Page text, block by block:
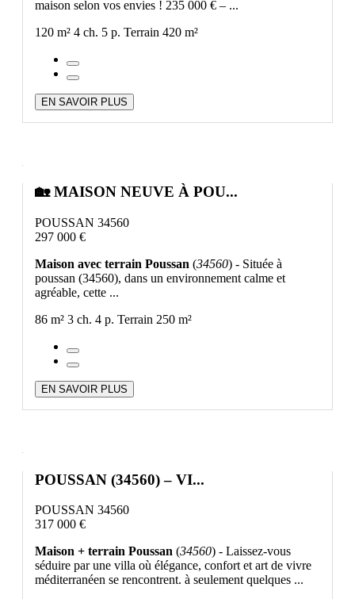
maison selon vos envies ! 235 000 € – ...
120 m² 4 ch. 5 p. Terrain 420 m²
EN SAVOIR PLUS
🏡 MAISON NEUVE À POU...
POUSSAN 34560
297 000 €
Maison avec terrain Poussan (34560) - Située à
poussan (34560), dans un environnement calme et
agréable, cette ...
86 m² 3 ch. 4 p. Terrain 250 m²
EN SAVOIR PLUS
POUSSAN (34560) – VI...
POUSSAN 34560
317 000 €
Maison + terrain Poussan (34560) - Laissez-vous
séduire par une villa où élégance, confort et art de vivre
méditerranéen se rencontrent. à seulement quelques ...